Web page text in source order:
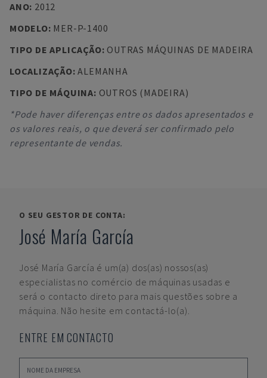
ANO: 2012
MODELO: MER-P-1400
TIPO DE APLICAÇÃO: OUTRAS MÁQUINAS DE MADEIRA
LOCALIZAÇÃO:ALEMANHA
TIPO DE MÁQUINA: OUTROS (MADEIRA)
*Pode haver diferenças entre os dados apresentados e
os valores reais, o que deverá ser confirmado pelo
representante de vendas.
O SEU GESTOR DE CONTA:
José María García
José María García é um(a) dos(as) nossos(as)
especialistas no comércio de máquinas usadas e
será o contacto direto para mais questões sobre a
máquina. Não hesite em contactá-lo(a).
ENTRE EM CONTACTO